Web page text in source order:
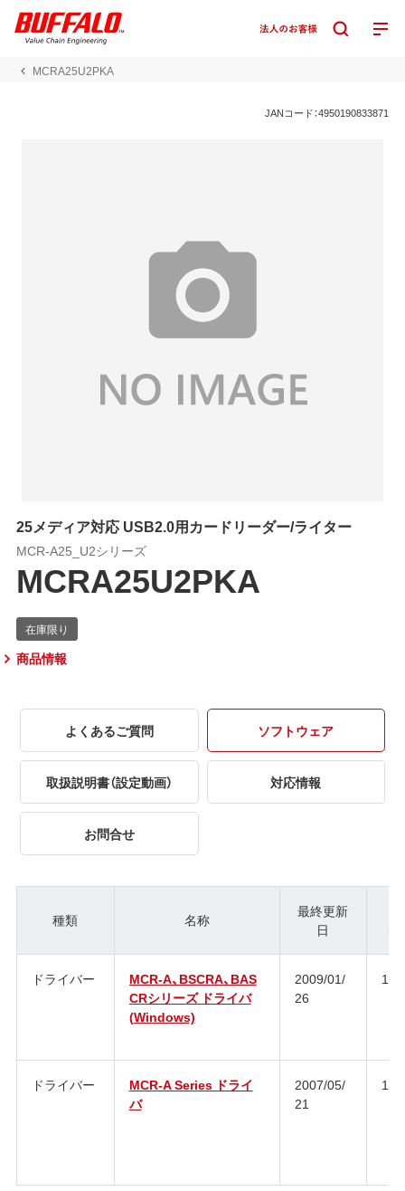
MCRA25U2PKA
JANコード：4950190833871
25メディア対応 USB2.0用カードリーダー/ライター
MCR-A25_U2シリーズ
MCRA25U2PKA
商品情報
よくあるご質問 ソフトウェア
取扱説明書（設定動画） 対応情報
お問合せ
種類 名称
最終更新
日
ジ
ドライバー
MCR-A、BSCRA、BAS
CRシリーズ ドライバ
(Windows)
2009/01/
26
ドライバー
MCR-A Series ドライ
バ
2007/05/
21